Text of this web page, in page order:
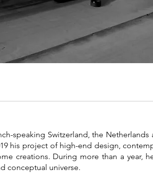
speaking Switzerland, the
his project of high-end design,
creations. During more than a year,
conceptual universe.